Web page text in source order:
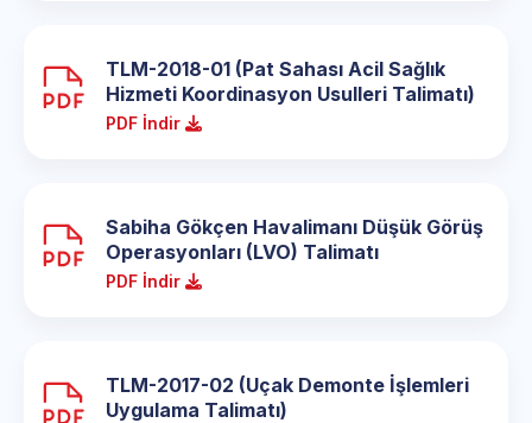
TLM-2018-01 (Pat Sahası Acil Sağlık
Hizmeti Koordinasyon Usulleri Talimatı)
PDF İndir
Sabiha Gökçen Havalimanı Düşük Görüş
Operasyonları (LVO) Talimatı
PDF İndir
TLM-2017-02 (Uçak Demonte İşlemleri
Uygulama Talimatı)